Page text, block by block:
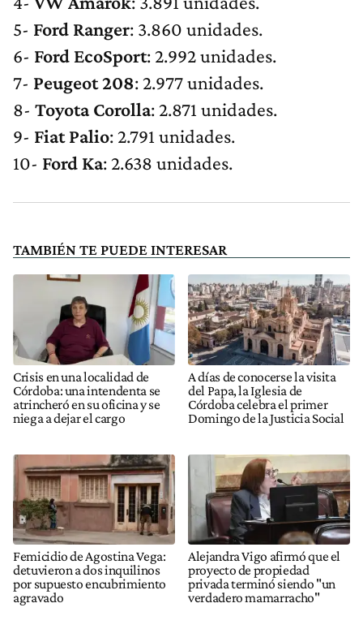
5- Ford Ranger: 3.860 unidades.
6- Ford EcoSport: 2.992 unidades.
7- Peugeot 208: 2.977 unidades.
8- Toyota Corolla: 2.871 unidades.
9- Fiat Palio: 2.791 unidades.
10- Ford Ka: 2.638 unidades.
TAMBIÉN TE PUEDE INTERESAR
Crisis en una localidad de
Córdoba: una intendenta se
atrincheró en su oficina y se
niega a dejar el cargo
A días de conocerse la visita
del Papa, la Iglesia de
Córdoba celebra el primer
Domingo de la Justicia Social
Femicidio de Agostina Vega:
detuvieron a dos inquilinos
por supuesto encubrimiento
agravado
Alejandra Vigo afirmó que el
proyecto de propiedad
privada terminó siendo "un
verdadero mamarracho"